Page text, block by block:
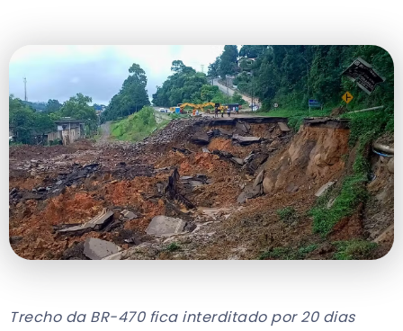
Trecho da BR-470 fica interditado por 20 dias